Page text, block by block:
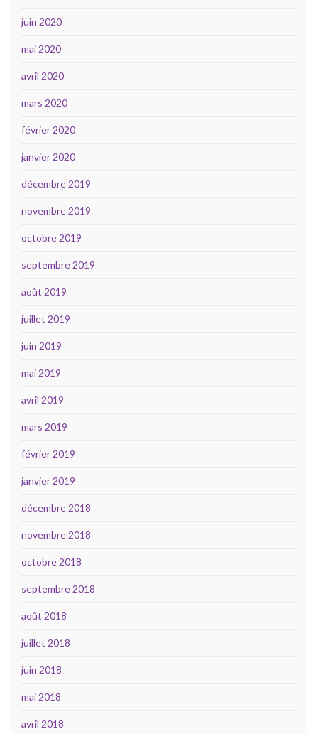
juin 2020
mai 2020
avril 2020
mars 2020
février 2020
janvier 2020
décembre 2019
novembre 2019
octobre 2019
septembre 2019
août 2019
juillet 2019
juin 2019
mai 2019
avril 2019
mars 2019
février 2019
janvier 2019
décembre 2018
novembre 2018
octobre 2018
septembre 2018
août 2018
juillet 2018
juin 2018
mai 2018
avril 2018